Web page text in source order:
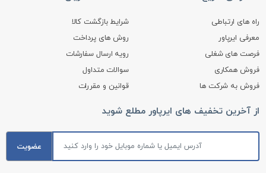
راه های ارتباطی
معرفی ایرپاور
فرصت های شغلی
فروش همکاری
فروش به شرکت ها
شرایط بازگشت کالا
روش های پرداخت
رویه ارسال سفارشات
سوالات متداول
قوانین و مقررات
از آخرین تخفیف های ایرپاور مطلع شوید
عضویت